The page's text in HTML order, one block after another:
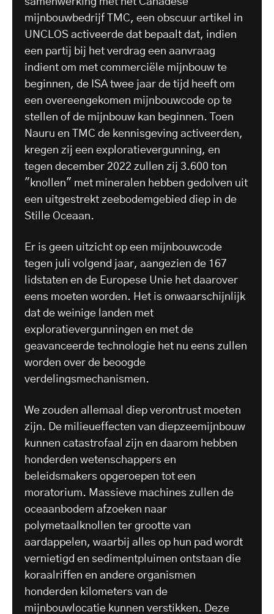
mijnbouwbedrijf TMC, een obscuur artikel in
UNCLOS activeerde dat bepaalt dat, indien
een partij bij het verdrag een aanvraag
indient om met commerciële mijnbouw te
beginnen, de ISA twee jaar de tijd heeft om
een overeengekomen mijnbouwcode op te
stellen of de mijnbouw kan beginnen. Toen
Nauru en TMC de kennisgeving activeerden,
kregen zij een exploratievergunning, en
tegen december 2022 zullen zij 3.600 ton
"knollen" met mineralen hebben gedolven uit
een uitgestrekt zeebodemgebied diep in de
Stille Oceaan.
Er is geen uitzicht op een mijnbouwcode
tegen juli volgend jaar, aangezien de 167
lidstaten en de Europese Unie het daarover
eens moeten worden. Het is onwaarschijnlijk
dat de weinige landen met
exploratievergunningen en met de
geavanceerde technologie het nu eens zullen
worden over de beoogde
verdelingsmechanismen.
We zouden allemaal diep verontrust moeten
zijn. De milieueffecten van diepzeemijnbouw
kunnen catastrofaal zijn en daarom hebben
honderden wetenschappers en
beleidsmakers opgeroepen tot een
moratorium. Massieve machines zullen de
oceaanbodem afzoeken naar
polymetaalknollen ter grootte van
aardappelen, waarbij alles op hun pad wordt
vernietigd en sedimentpluimen ontstaan die
koraalriffen en andere organismen
honderden kilometers van de
mijnbouwlocatie kunnen verstikken. Deze